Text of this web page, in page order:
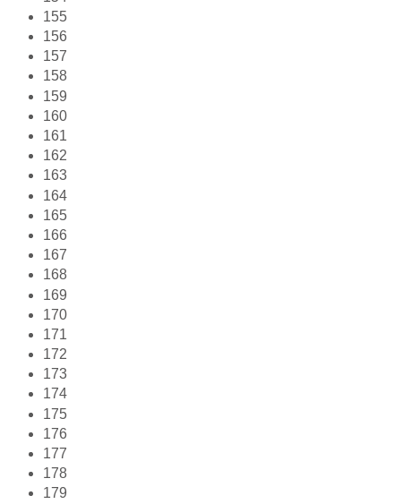
155
156
157
158
159
160
161
162
163
164
165
166
167
168
169
170
171
172
173
174
175
176
177
178
179